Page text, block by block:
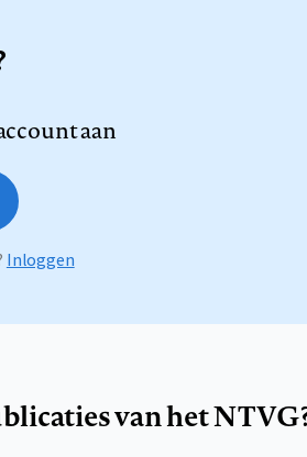
aan
Inloggen
van het